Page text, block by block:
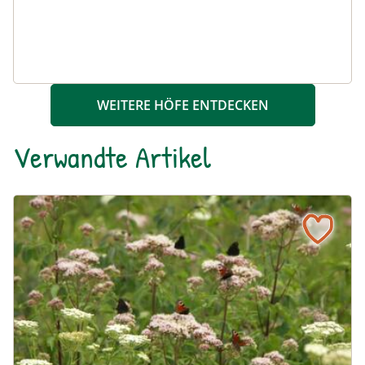
WEITERE HÖFE ENTDECKEN
Verwandte Artikel
Ein blühendes Schmetterlingsbeet für Groß und Klein